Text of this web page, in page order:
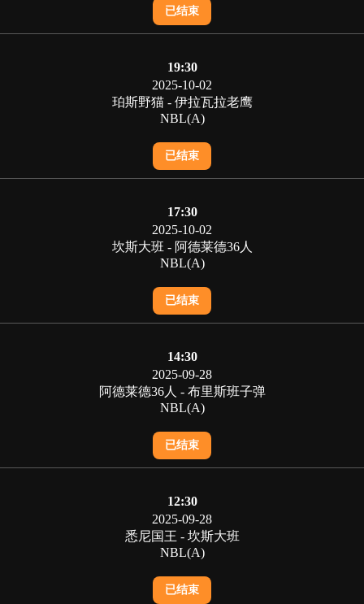
已结束
19:30
2025-10-02
珀斯野猫 - 伊拉瓦拉老鹰
NBL(A)
已结束
17:30
2025-10-02
坎斯大班 - 阿德莱德36人
NBL(A)
已结束
14:30
2025-09-28
阿德莱德36人 - 布里斯班子弹
NBL(A)
已结束
12:30
2025-09-28
悉尼国王 - 坎斯大班
NBL(A)
已结束